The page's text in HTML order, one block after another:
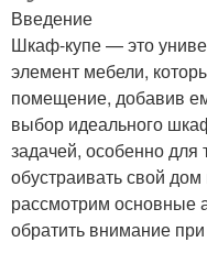
Введение
Шкаф-купе — это
элемент мебели,
помещение, добавив
выбор идеального
задачей, особенно для
обустраивать свой
рассмотрим основные
обратить внимание